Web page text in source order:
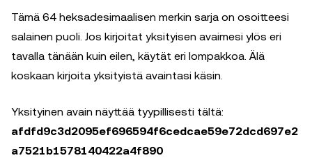
Tämä 64 heksadesimaalisen merkin sarja on osoitteesi
salainen puoli. Jos kirjoitat yksityisen avaimesi ylös eri
tavalla tänään kuin eilen, käytät eri lompakkoa. Älä
koskaan kirjoita yksityistä avaintasi käsin.
Yksityinen avain näyttää tyypillisesti tältä:
afdfd9c3d2095ef696594f6cedcae59e72dcd697e2
a7521b1578140422a4f890